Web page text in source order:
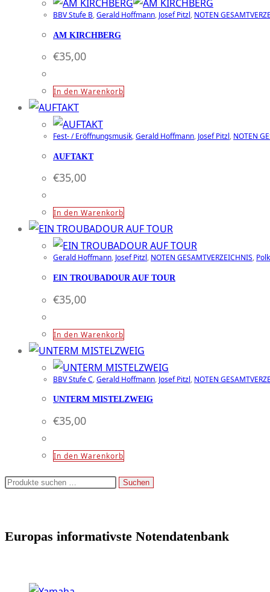
BBV Stufe B,Gerald Hoffmann, Josef Pitzl, NOTEN
AM KIRCHBERG
€35,00
In den Warenkorb
Fest- / Eröffnungsmusik,Gerald Hoffmann, Josef Pitzl, NOTEN
AUFTAKT
€35,00
In den Warenkorb
Gerald Hoffmann, Josef Pitzl, NOTEN GESAMTVERZEICHNIS,
EIN TROUBADOUR AUF TOUR
€35,00
In den Warenkorb
BBV Stufe C,Gerald Hoffmann, Josef Pitzl, NOTEN
UNTERM MISTELZWEIG
€35,00
In den Warenkorb
Suchen
Suchen
Europas informativste Notendatenbank